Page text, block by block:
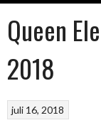
Queen
2018
juli 16, 2018